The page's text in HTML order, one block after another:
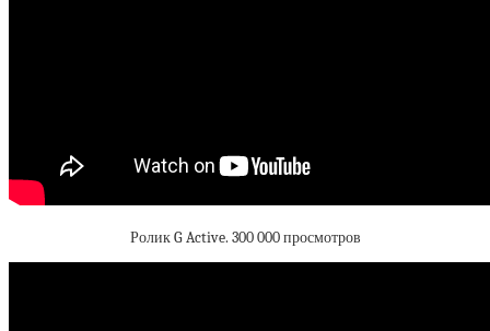
Ролик G Active. 300 000 просмотров